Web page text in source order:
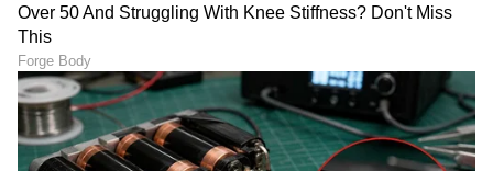
ತೆಗೆದುಕೊಳ್ಳಬೇಕಾಯಿತು ಎಂದು ರಾಜಕೀಯ ವಲಯದಲ್ಲಿ
ವಿಶ್ಲೇಷಣೆಗಳು ನಡೆಯುತ್ತಿವೆ.
LATEST VIDEOS